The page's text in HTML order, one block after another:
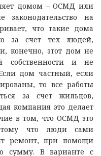
домом – ОСМД или
на
что такие дома
за счет тех людей,
конечно, этот дом не
собственности и не
дом частный, если
то все работы
за счет жильцов,
компания это делает
в том, что ОСМД это
что люди сами
ремонт, при помощи
сумму. В варианте с